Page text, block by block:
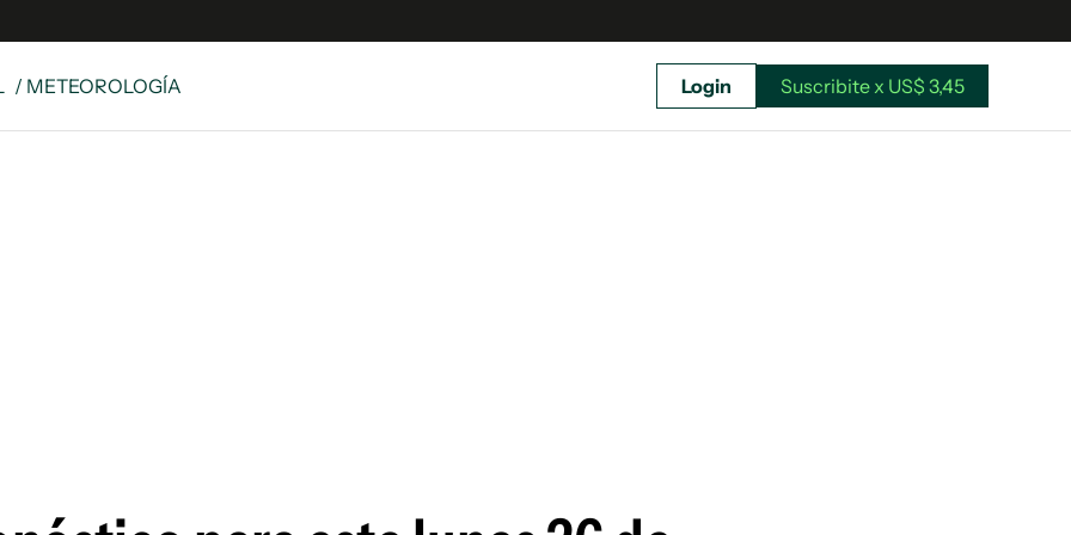
/ METEOROLOGÍA Login Suscribite x US$ 3,45